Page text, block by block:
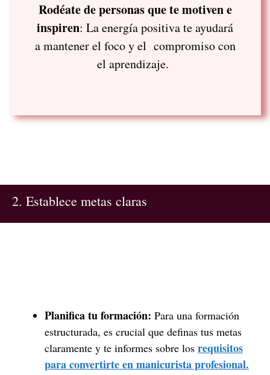
Rodéate de personas que te motiven e
inspiren: La energía positiva te ayudará
a mantener el foco y el compromiso con
el aprendizaje.
2. Establece metas claras
Planifica tu formación: Para una formación
estructurada, es crucial que definas tus metas
claramente y te informes sobre los requisitos
para convertirte en manicurista profesional.